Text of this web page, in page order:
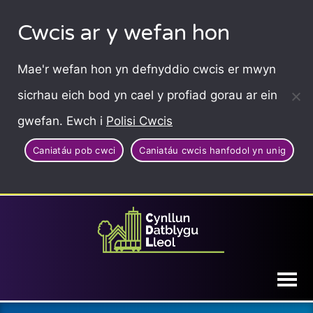
Cwcis ar y wefan hon
Mae'r wefan hon yn defnyddio cwcis er mwyn
sicrhau eich bod yn cael y profiad gorau ar ein
gwefan. Ewch i Polisi Cwcis
Caniatáu pob cwci Caniatáu cwcis hanfodol yn unig